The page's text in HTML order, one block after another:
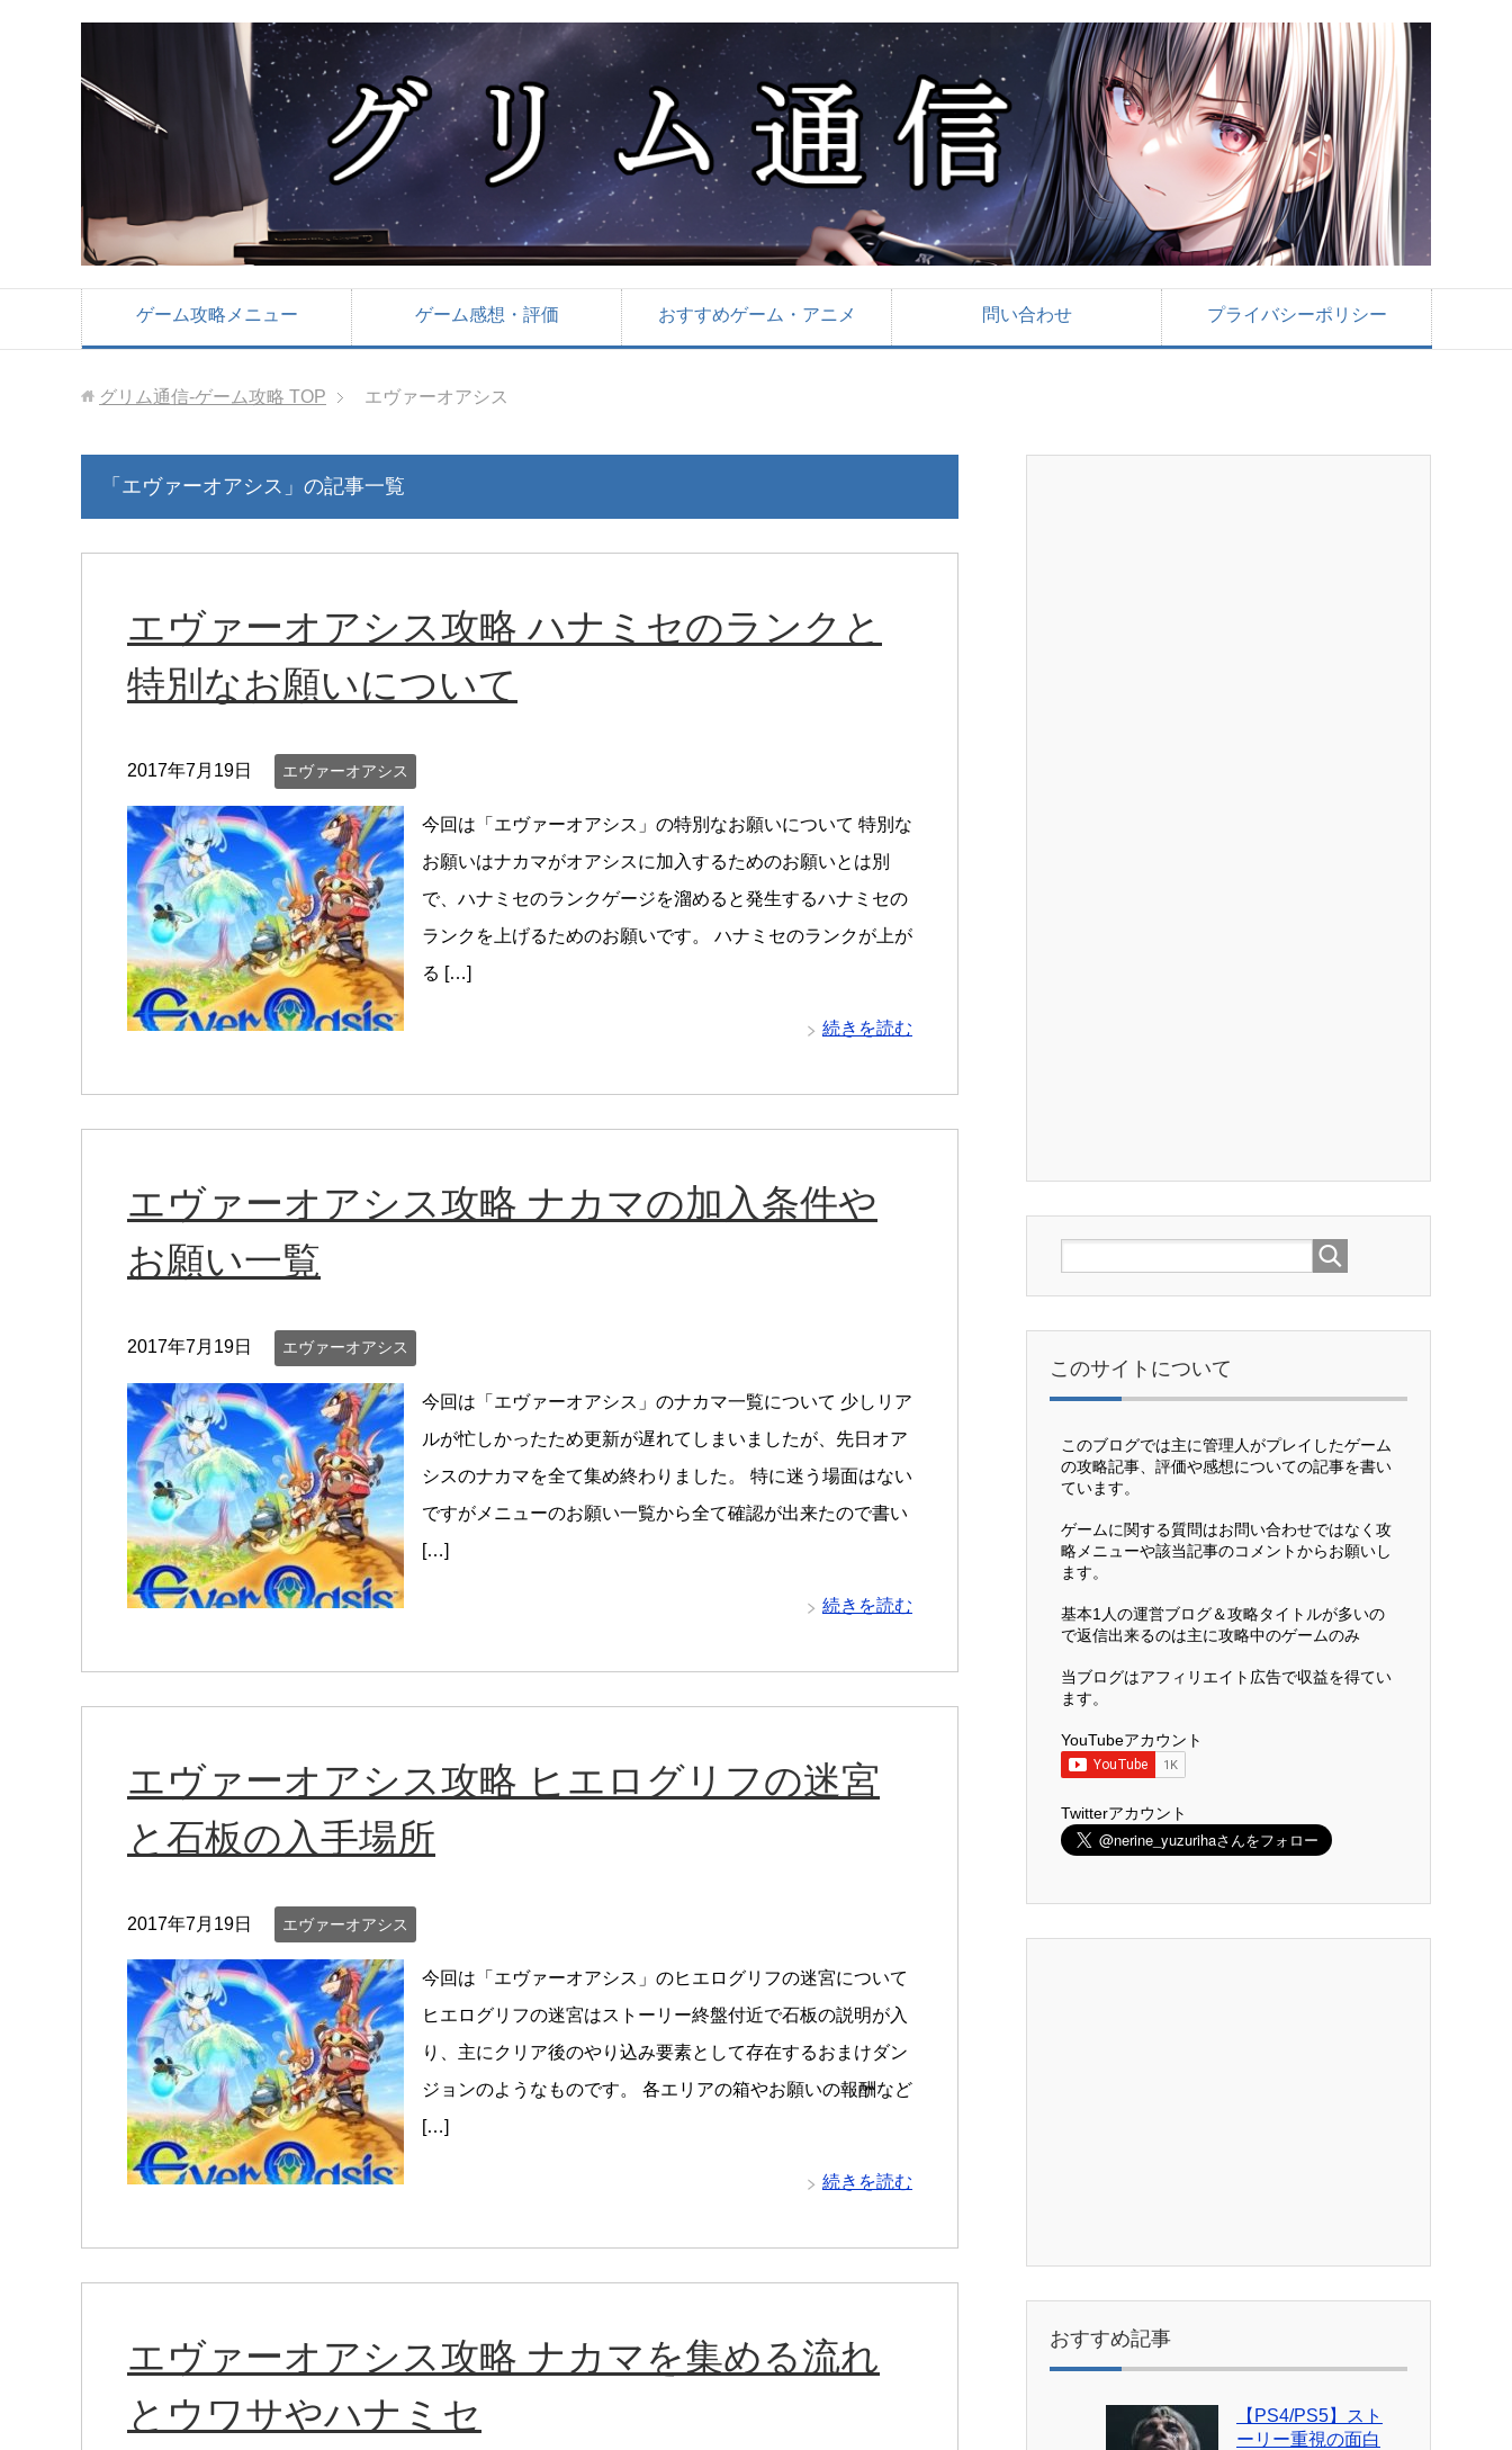
ゲーム攻略メニュー ゲーム感想・評価 おすすめゲーム・アニメ 問い合わせ プライバシーポリシー
グリム通信-ゲーム攻略 TOP エヴァーオアシス
「エヴァーオアシス」の記事一覧
エヴァーオアシス攻略 ハナミセのランクと
特別なお願いについて
2017年7月19日 エヴァーオアシス
今回は「エヴァーオアシス」の特別なお願いについて 特別な
お願いはナカマがオアシスに加入するためのお願いとは別
で、ハナミセのランクゲージを溜めると発生するハナミセの
ランクを上げるためのお願いです。 ハナミセのランクが上が
る […]
続きを読む
エヴァーオアシス攻略 ナカマの加入条件や
お願い一覧
2017年7月19日 エヴァーオアシス
今回は「エヴァーオアシス」のナカマ一覧について 少しリア
ルが忙しかったため更新が遅れてしまいましたが、先日オア
シスのナカマを全て集め終わりました。 特に迷う場面はない
ですがメニューのお願い一覧から全て確認が出来たので書い
[…]
続きを読む
エヴァーオアシス攻略 ヒエログリフの迷宮
と石板の入手場所
2017年7月19日 エヴァーオアシス
今回は「エヴァーオアシス」のヒエログリフの迷宮について
ヒエログリフの迷宮はストーリー終盤付近で石板の説明が入
り、主にクリア後のやり込み要素として存在するおまけダン
ジョンのようなものです。 各エリアの箱やお願いの報酬など
[…]
続きを読む
エヴァーオアシス攻略 ナカマを集める流れ
とウワサやハナミセ
このサイトについて
このブログでは主に管理人がプレイしたゲーム
の攻略記事、評価や感想についての記事を書い
ています。
ゲームに関する質問はお問い合わせではなく攻
略メニューや該当記事のコメントからお願いし
ます。
基本1人の運営ブログ＆攻略タイトルが多いの
で返信出来るのは主に攻略中のゲームのみ
当ブログはアフィリエイト広告で収益を得てい
ます。
YouTubeアカウント
Twitterアカウント
おすすめ記事
【PS4/PS5】スト
ーリー重視の面白